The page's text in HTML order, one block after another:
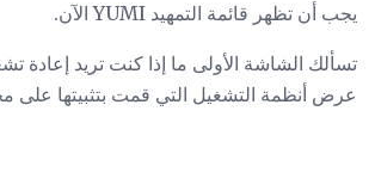
يجب أن تظهر قائمة التمهيد YUMI الآن.
تسألك الشاشة الأولى ما إذا كنت تريد إعادة
عرض أنظمة التشغيل التي قمت بتثبيتها على